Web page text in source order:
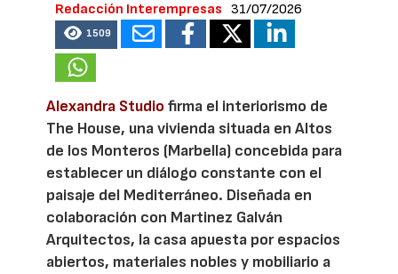
Redacción Interempresas 31/07/2026
1509
Alexandra Studio firma el interiorismo de
The House, una vivienda situada en Altos
de los Monteros (Marbella) concebida para
establecer un diálogo constante con el
paisaje del Mediterráneo. Diseñada en
colaboración con Martinez Galván
Arquitectos, la casa apuesta por espacios
abiertos, materiales nobles y mobiliario a